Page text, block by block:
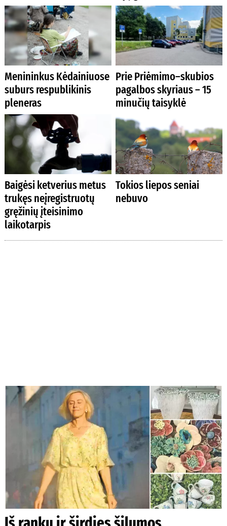
Menininkus Kėdainiuose
suburs respublikinis
pleneras
Prie Priėmimo–skubios
pagalbos skyriaus – 15
minučių taisyklė
Baigėsi ketverius metus
trukęs neįregistruotų
gręžinių įteisinimo
laikotarpis
Tokios liepos seniai
nebuvo